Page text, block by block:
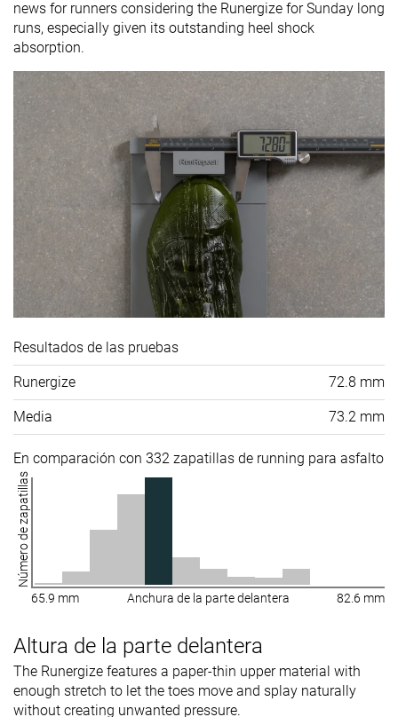
news for runners considering the Runergize for Sunday long
runs, especially given its outstanding heel shock
absorption.
Resultados de las pruebas
Runergize 72.8 mm
Media 73.2 mm
En comparación con 332 zapatillas de running para asfalto
Número de zapatillas
65.9 mm Anchura de la parte delantera 82.6 mm
Altura de la parte delantera
The Runergize features a paper-thin upper material with
enough stretch to let the toes move and splay naturally
without creating unwanted pressure.